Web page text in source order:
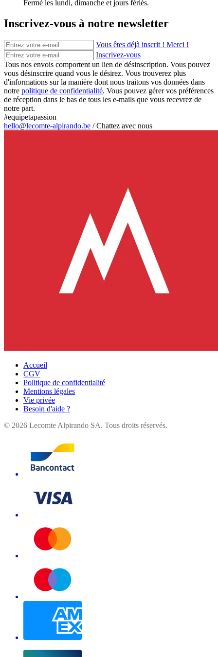
Fermé les lundi, dimanche et jours fériés.
Inscrivez-vous à notre newsletter
Vous êtes déjà inscrit ! Merci !
Inscrivez-vous
Tous nos envois comportent un lien de désinscription. Vous pouvez
vous désinscrire quand vous le désirez. Vous trouverez plus
d'informations sur la manière dont nous traitons vos données dans
notre politique de confidentialité. Vous pouvez gérer vos préférences
de réception dans le bas de tous les e-mails que vous recevrez de
notre part.
#equipetapassion
hello@lecomte-alpirando.be /Chattez avec nous
Accueil
CGV
Politique de confidentialité
Mentions légales
Vie privée
Besoin d'aide ?
© 2026 Lecomte Alpirando SA. Tous droits réservés.